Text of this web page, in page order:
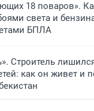
18 поваров».
света и
БПЛА
Строитель
как он живет и